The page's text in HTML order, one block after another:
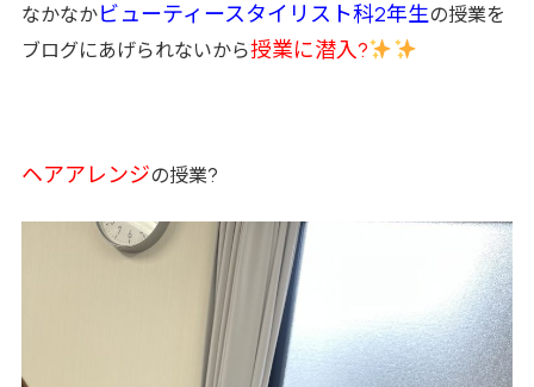
なかなかビューティースタイリスト科2年生の授業を
ブログにあげられないから授業に潜入?
ヘアアレンジの授業?